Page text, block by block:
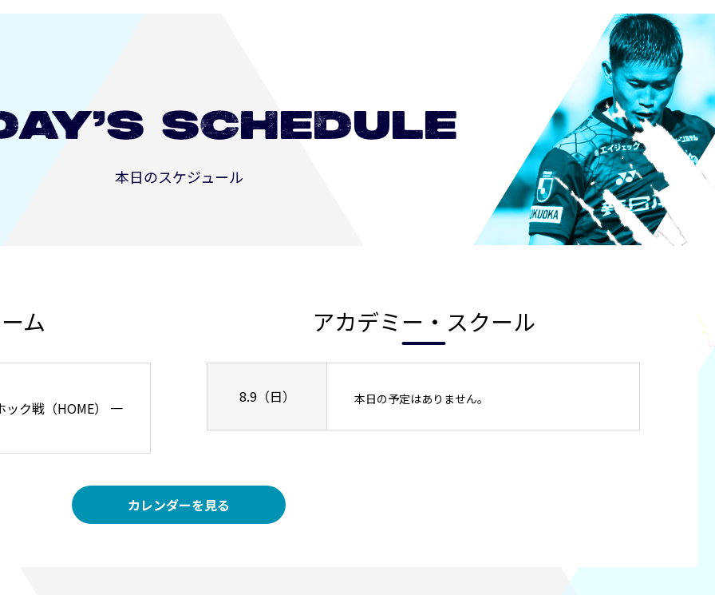
SCHEDULE
本日のスケジュール
ム
ク戦（HOME） 一
アカデミー・スクール
8.9（日） 本日の予定はありません。
カレンダーを見る